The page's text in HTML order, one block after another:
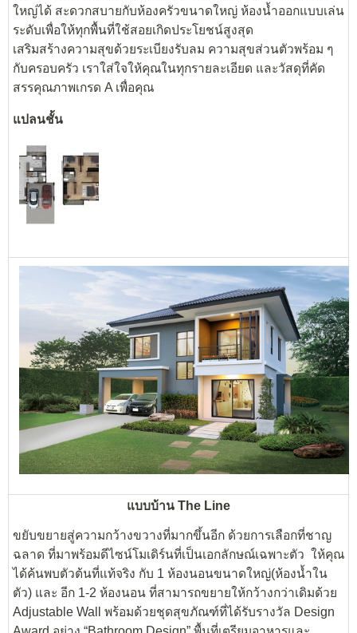
ใหญ่ได้ สะดวกสบายกับห้องครัวขนาดใหญ่ ห้องน้ำออกแบบเล่น
ระดับเพื่อให้ทุกพื้นที่ใช้สอยเกิดประโยชน์สูงสุด
เสริมสร้างความสุขด้วยระเบียงรับลม ความสุขส่วนตัวพร้อม ๆ
กับครอบครัว เราใส่ใจให้คุณในทุกรายละเอียด และวัสดุที่คัด
สรรคุณภาพเกรด A เพื่อคุณ
แปลนชั้น
แบบบ้าน The Line
ขยับขยายสู่ความกว้างขวางที่มากขึ้นอีก ด้วยการเลือกที่ชาญ
ฉลาด ที่มาพร้อมดีไซน์โมเดิร์นที่เป็นเอกลักษณ์เฉพาะตัว ให้คุณ
ได้ค้นพบตัวต้นที่แท้จริง กับ 1 ห้องนอนขนาดใหญ่(ห้องน้ำใน
ตัว) และ อีก 1-2 ห้องนอน ที่สามารถขยายให้กว้างกว่าเดิมด้วย
Adjustable Wall พร้อมด้วยชุดสุขภัณฑ์ที่ได้รับรางวัล Design